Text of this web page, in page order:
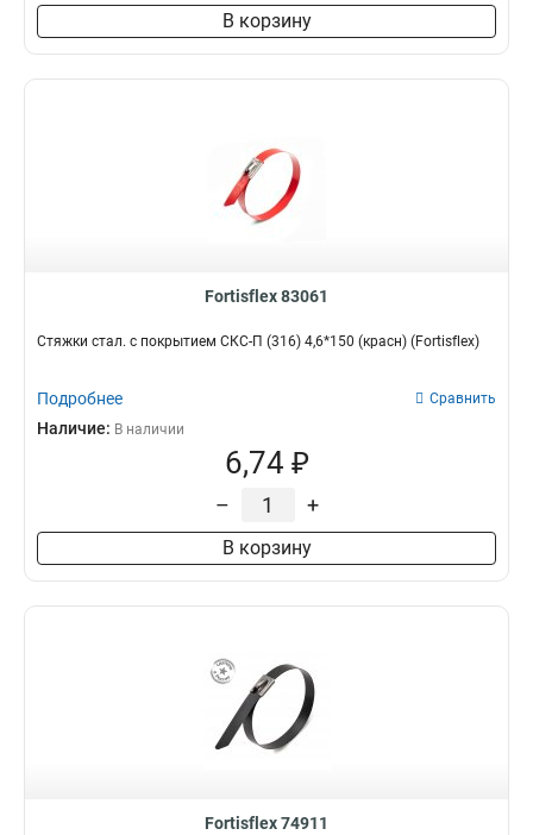
В корзину
Fortisflex 83061
Стяжки стал. с покрытием СКС-П (316) 4,6*150 (красн) (Fortisflex)
Подробнее Сравнить
Наличие: В наличии
6,74 ₽
– +
В корзину
Fortisflex 74911